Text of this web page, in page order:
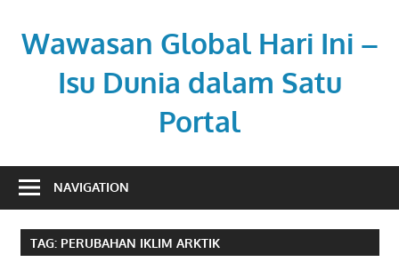
contentWawasan Global Hari Ini –
Isu Dunia dalam Satu
Portal
pemahaman
tengah
dinamika
NAVIGATION
TAG: PERUBAHAN IKLIM ARKTIK